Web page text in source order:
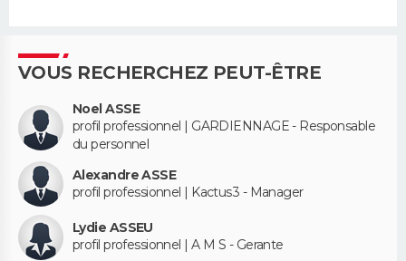
VOUS RECHERCHEZ PEUT-ÊTRE
Noel ASSE
profil professionnel | GARDIENNAGE - Responsable
du personnel
Alexandre ASSE
profil professionnel | Kactus3 - Manager
Lydie ASSEU
profil professionnel | A M S - Gerante